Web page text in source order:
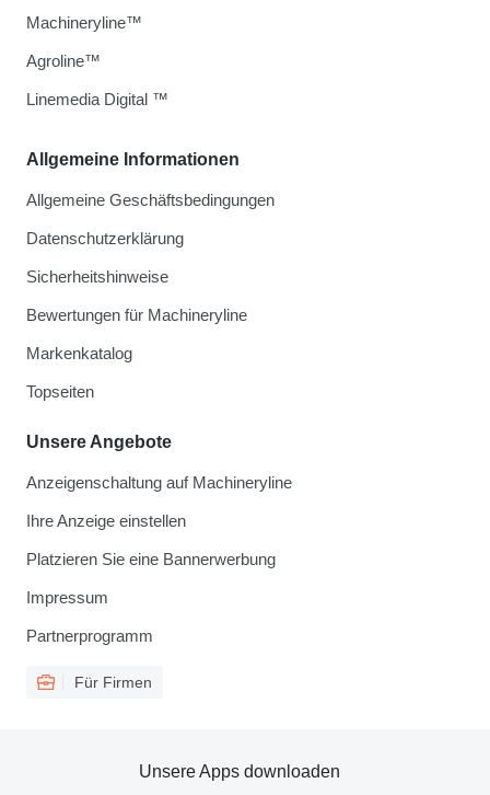
Allgemeine Informationen
Allgemeine Geschäftsbedingungen
Datenschutzerklärung
Sicherheitshinweise
Bewertungen für Machineryline
Markenkatalog
Topseiten
Unsere Angebote
Anzeigenschaltung auf Machineryline
Ihre Anzeige einstellen
Platzieren Sie eine Bannerwerbung
Impressum
Partnerprogramm
Für Firmen
Machineryline™
Agroline™
Linemedia Digital ™
Unsere Apps downloaden